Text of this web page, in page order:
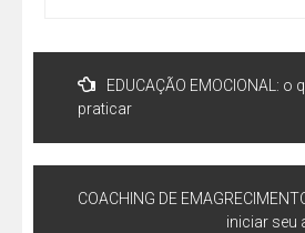
EDUCAÇÃO EMOCIONAL: o
praticar
COACHING DE
iniciar seu